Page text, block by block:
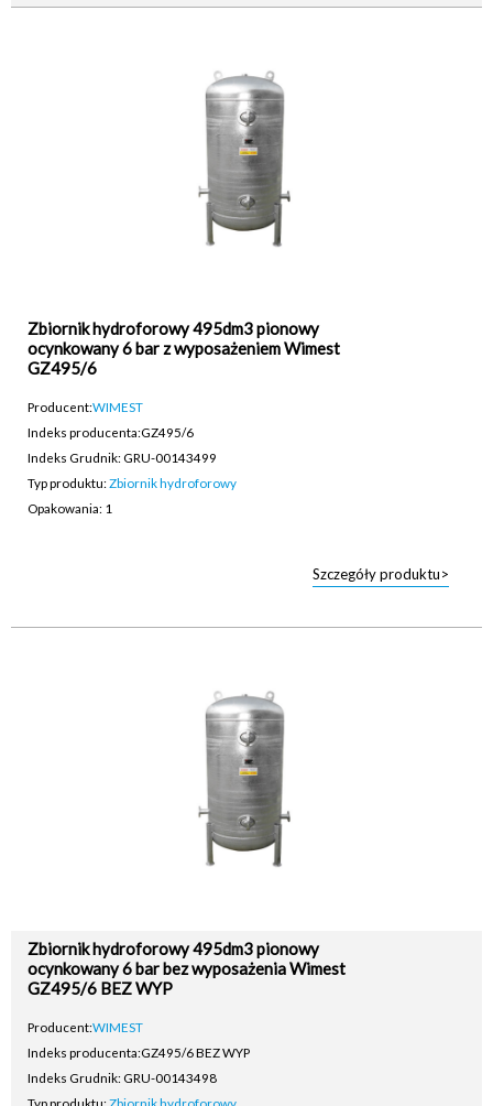
Zbiornik hydroforowy 495dm3 pionowy
ocynkowany 6 bar z wyposażeniem Wimest
GZ495/6
Producent:WIMEST
Indeks producenta:GZ495/6
Indeks Grudnik: GRU-00143499
Typ produktu:Zbiornik hydroforowy
Opakowania: 1
Szczegóły produktu>
Zbiornik hydroforowy 495dm3 pionowy
ocynkowany 6 bar bez wyposażenia Wimest
GZ495/6 BEZ WYP
Producent:WIMEST
Indeks producenta:GZ495/6 BEZ WYP
Indeks Grudnik: GRU-00143498
Typ produktu:Zbiornik hydroforowy